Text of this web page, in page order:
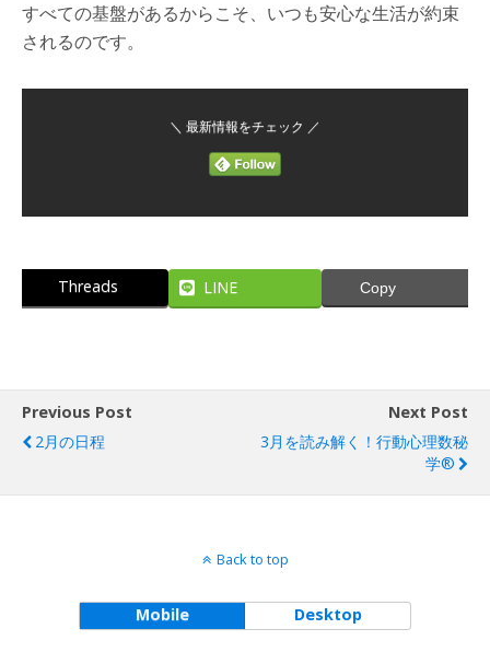
すべての基盤があるからこそ、いつも安心な生活が約束
されるのです。
＼ 最新情報をチェック ／
Threads LINE Copy
Previous Post
2月の日程
Next Post
3月を読み解く！行動心理数秘
学®
Back to top
Mobile Desktop